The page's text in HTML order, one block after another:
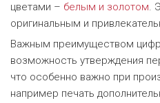
цветами – белым и золотом.
оригинальным и
Важным преимуществом
возможность утверждения
что особенно важно при
например печать